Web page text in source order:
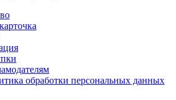
обработки персональных данных